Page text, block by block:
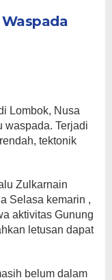
Lombok, Nusa
waspada. Terjadi
tektonik
Zulkarnain
Selasa kemarin ,
aktivitas Gunung
letusan dapat
belum dalam